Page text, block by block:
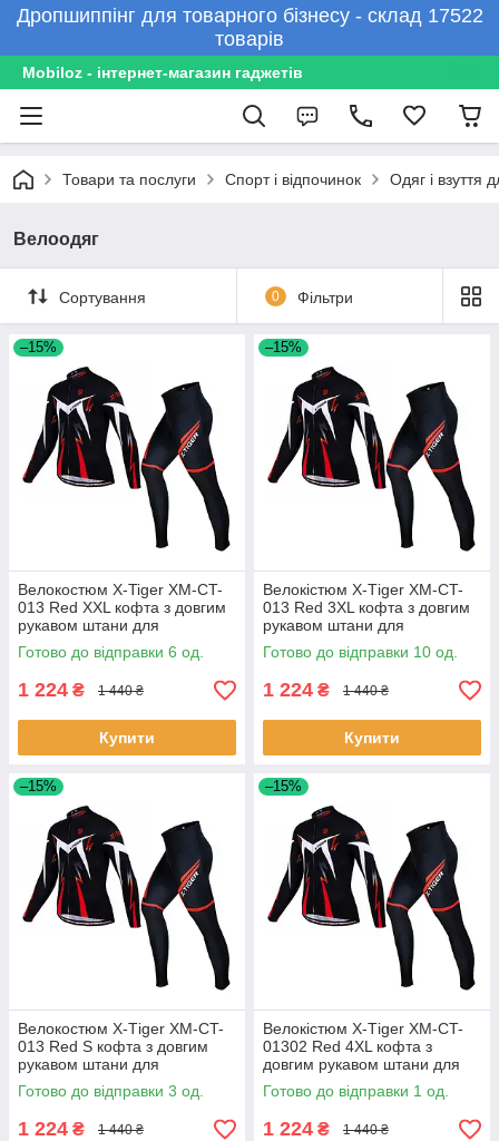
Дропшиппінг для товарного бізнесу - склад 17522
товарів
Mobiloz - інтернет-магазин гаджетів
Товари та послуги Спорт і відпочинок Одяг і взуття
Велоодяг
Сортування 0 Фільтри
–15%
Велокостюм X-Tiger XM-CT-
013 Red XXL кофта з довгим
рукавом штани для
велосипедистів 6 шт.
Готово до відправки 6 од.
1 224 ₴ 1 440 ₴
Купити
–15%
Велокістюм X-Тiger XM-CT-
013 Red 3XL кофта з довгим
рукавом штани для
велосипедистів 10 шт.
Готово до відправки 10 од.
1 224 ₴ 1 440 ₴
Купити
–15%
Велокостюм X-Тiger XM-CT-
013 Red S кофта з довгим
рукавом штани для
велосипедистів 3 шт.
Готово до відправки 3 од.
1 224 ₴ 1 440 ₴
–15%
Велокістюм X-Тiger XM-CT-
01302 Red 4XL кофта з
довгим рукавом штани для
велосипедистів 1 шт.
Готово до відправки 1 од.
1 224 ₴ 1 440 ₴